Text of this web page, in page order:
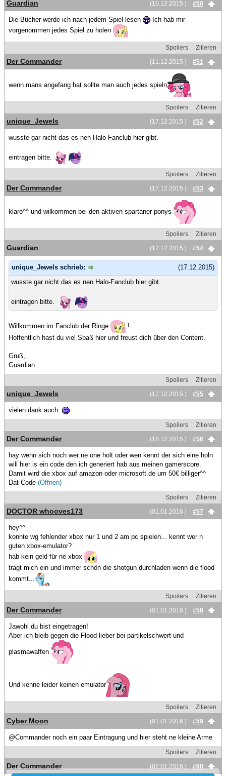
(10.12.2015 )
#50
Guardian
Die Bücher werde ich nach jedem Spiel lesen
Ich hab mir
vorgenommen jedes Spiel zu holen
Spoilers
Zitieren
(11.12.2015 )
#51
Der Commander
wenn mans angefang hat sollte man auch jedes spieln
Spoilers
Zitieren
(17.12.2015 )
#52
unique_Jewels
wusste gar nicht das es nen Halo-Fanclub hier gibt.
eintragen bitte.
Spoilers
Zitieren
(17.12.2015 )
#53
Der Commander
klaro^^ und wilkommen bei den aktiven spartaner ponys
Spoilers
Zitieren
(17.12.2015 )
#54
Guardian
(17.12.2015)
unique_Jewels schrieb:
wusste gar nicht das es nen Halo-Fanclub hier gibt.
eintragen bitte.
Willkommen im Fanclub der Ringe
!
Hoffentlich hast du viel Spaß hier und freust dich über den Content.
Gruß,
Guardian
Spoilers
Zitieren
(17.12.2015 )
#55
unique_Jewels
vielen dank auch.
Spoilers
Zitieren
(18.12.2015 )
#56
Der Commander
hay wenn sich noch wer ne one holt oder wen kennt der sich eine holn
will hier is ein code den ich generiert hab aus meinen gamerscore.
Damit wird die xbox auf amazon oder microsoft.de um 50€ billiger^^
Dat Code (Öffnen)
Spoilers
Zitieren
(01.01.2016 )
#57
DOCTOR whooves173
hey^^
konnte wg fehlender xbox nur 1 und 2 am pc spielen... kennt wer n
guten xbox-emulator?
hab kein geld für ne xbox
tragt mich ein und immer schön die shotgun durchladen wenn die flood
kommt...
Spoilers
Zitieren
(01.01.2016 )
#58
Der Commander
Jawohl du bist eingetragen!
Aber ich bleib gegen die Flood lieber bei partikelschwert und
plasmawaffen
Und kenne leider keinen emulator
Spoilers
Zitieren
(01.01.2016 )
#59
Cyber Moon
@Commander noch ein paar Eintragung und hier steht ne kleine Arme
Spoilers
Zitieren
(02.01.2016 )
#60
Der Commander